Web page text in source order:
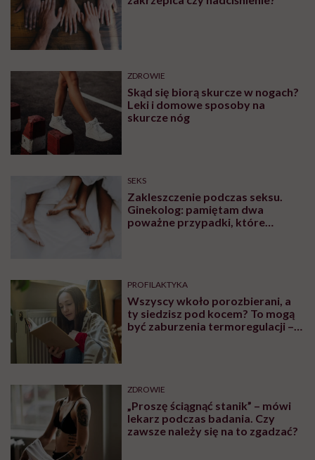
ZDROWIE
Skąd się biorą skurcze w nogach?
Leki i domowe sposoby na
skurcze nóg
SEKS
Zakleszczenie podczas seksu.
Ginekolog: pamiętam dwa
poważne przypadki, które
PROFILAKTYKA
Wszyscy wkoło porozbierani, a
ty siedzisz pod kocem? To mogą
być zaburzenia termoregulacji –
ZDROWIE
„Proszę ściągnąć stanik” – mówi
lekarz podczas badania. Czy
zawsze należy się na to zgadzać?